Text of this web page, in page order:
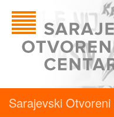
Sarajevski